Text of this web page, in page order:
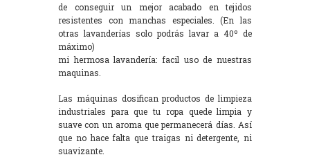
de conseguir un mejor acabado en tejidos
resistentes con manchas especiales. (En las
otras lavanderías solo podrás lavar a 40º de
máximo)
mi hermosa lavandería: facil uso de nuestras
maquinas.
Las máquinas dosifican productos de limpieza
industriales para que tu ropa quede limpia y
suave con un aroma que permanecerá días. Así
que no hace falta que traigas ni detergente, ni
suavizante.